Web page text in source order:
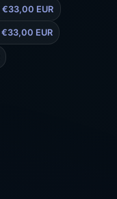
€33,00 EUR
€33,00 EUR